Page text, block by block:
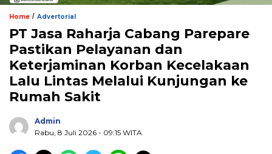
Home / Advertorial
PT Jasa Raharja Cabang Parepare
Pastikan Pelayanan dan
Keterjaminan Korban Kecelakaan
Lalu Lintas Melalui Kunjungan ke
Rumah Sakit
Admin
Rabu, 8 Juli 2026 - 09:15 WITA